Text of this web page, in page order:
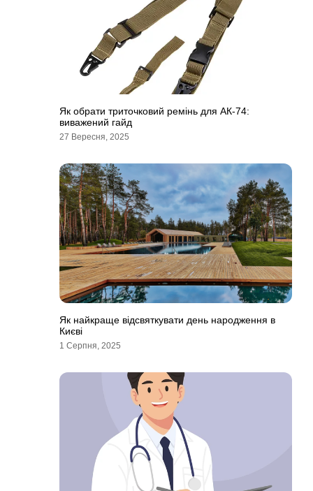
Як обрати триточковий ремінь для АК-74:
виважений гайд
27 Вересня, 2025
Як найкраще відсвяткувати день народження в
Києві
1 Серпня, 2025